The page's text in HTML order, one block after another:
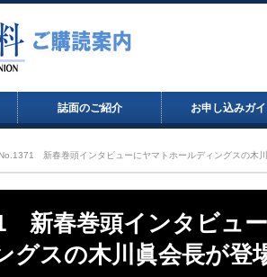
誌面のご紹介 お申し込みガ
No.1371 新春巻頭インタビューにヤマトホールディングスの木
新春巻頭インタビュ
グスの木川眞会長が登